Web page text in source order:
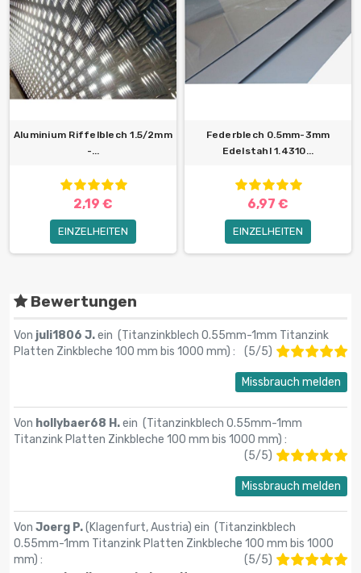
Aluminium Riffelblech 1.5/2mm
-...
2,19 €
EINZELHEITEN
Federblech 0.5mm-3mm
Edelstahl 1.4310...
6,97 €
EINZELHEITEN
Bewertungen
Von juli1806 J.ein (Titanzinkblech 0.55mm-1mm Titanzink
Platten Zinkbleche 100 mm bis 1000 mm) : (5/5)
Missbrauch melden
Von hollybaer68 H.ein (Titanzinkblech 0.55mm-1mm
Titanzink Platten Zinkbleche 100 mm bis 1000 mm) :
(5/5)
Missbrauch melden
Von Joerg P.(Klagenfurt, Austria) ein (Titanzinkblech
0.55mm-1mm Titanzink Platten Zinkbleche 100 mm bis 1000
mm) : (5/5)